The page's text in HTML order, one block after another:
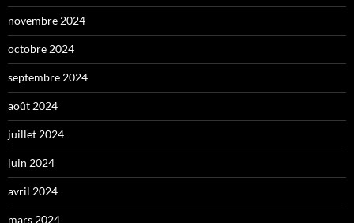
novembre 2024
octobre 2024
septembre 2024
août 2024
juillet 2024
juin 2024
avril 2024
mars 2024